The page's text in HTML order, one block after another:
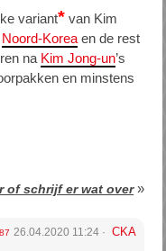
variant* van Kim
Noord-Korea en de rest
na Kim Jong-un’s
en minstens
of schrijf er wat over»
26.04.2020 11:24 CKA